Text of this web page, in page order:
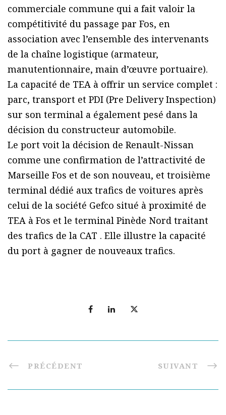
commerciale commune qui a fait valoir la
compétitivité du passage par Fos, en
association avec l’ensemble des intervenants
de la chaîne logistique (armateur,
manutentionnaire, main d’œuvre portuaire).
La capacité de TEA à offrir un service complet :
parc, transport et PDI (Pre Delivery Inspection)
sur son terminal a également pesé dans la
décision du constructeur automobile.
Le port voit la décision de Renault-Nissan
comme une confirmation de l’attractivité de
Marseille Fos et de son nouveau, et troisième
terminal dédié aux trafics de voitures après
celui de la société Gefco situé à proximité de
TEA à Fos et le terminal Pinède Nord traitant
des trafics de la CAT . Elle illustre la capacité
du port à gagner de nouveaux trafics.
PRÉCÉDENT SUIVANT